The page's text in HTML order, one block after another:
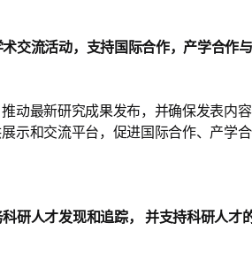
交流活动，支持国际合作，产学合作
动最新研究成果发布，并确保发表内
示和交流平台，促进国际合作、产学
研人才发现和追踪， 并支持科研人才